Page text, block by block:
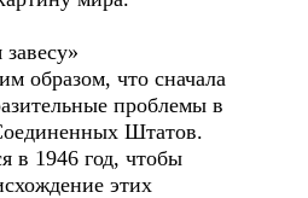
образом, что сначала
проблемы в
Штатов.
в 1946 год, чтобы
этих